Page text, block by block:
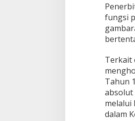
fungsi
Terkait
Tahun
absolut
melalui
dalam